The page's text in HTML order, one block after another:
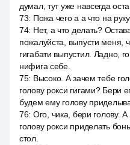
думал, тут уже навсегда
73: Пожа чего а а что на
74: Нет, а что делать?
пожалуйста, выпусти меня,
гигабати выпустил. Ладно,
нифига себе.
75: Высоко. А зачем тебе
голову рокси гигами? Бери
будем ему голову
76: Ого, чика, бери голову.
голову рокси приделать
стол.